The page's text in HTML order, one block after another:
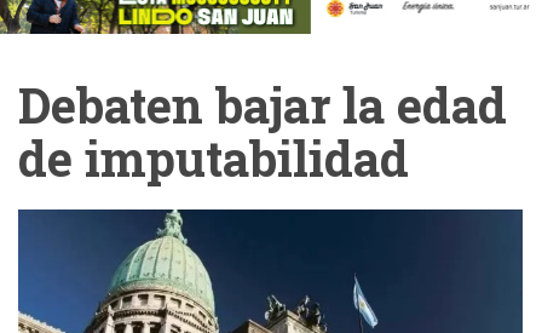
Debaten bajar la edad
de imputabilidad